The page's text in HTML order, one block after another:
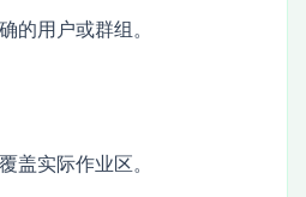
的用户或群组。
盖实际作业区。